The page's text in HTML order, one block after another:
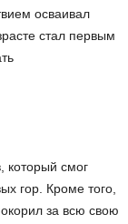
осваивал
стал первым
который смог
гор. Кроме того,
за всю свою